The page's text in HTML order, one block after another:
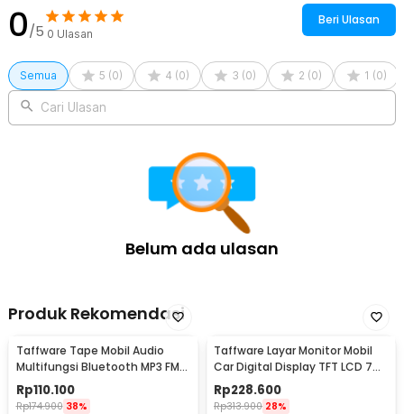
0/5 0 Ulasan
Beri Ulasan
Semua 5 (0) 4 (0) 3 (0) 2 (0) 1 (0)
Cari Ulasan
Belum ada ulasan
Produk Rekomendasi
Taffware Tape Mobil Audio
Multifungsi Bluetooth MP3 FM
Radio ISO 1 DIN - JSD-520
Rp110.100
Rp174.900 38%
Taffware Layar Monitor Mobil
Car Digital Display TFT LCD 7
Inch - C-T703
Rp228.600
Rp313.900 28%